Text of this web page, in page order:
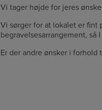
Vi tager højde for jeres
Vi sørger for at lokalet er fint
begravelsesarrangement, så
Er der andre ønsker i